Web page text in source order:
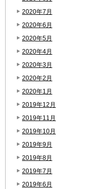
2020年7月
2020年6月
2020年5月
2020年4月
2020年3月
2020年2月
2020年1月
2019年12月
2019年11月
2019年10月
2019年9月
2019年8月
2019年7月
2019年6月